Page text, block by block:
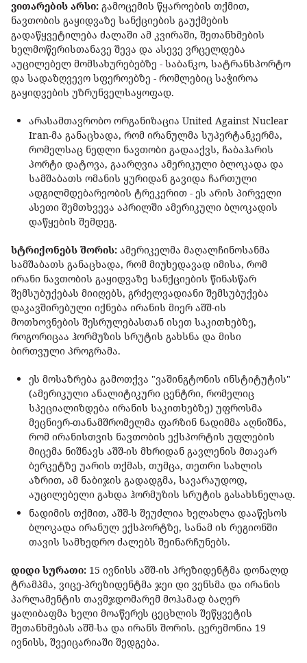
ვითარების არსი: გამოცემის წყაროების თქმით,
ნავთობის გაყიდვაზე სანქციების გაუქმების
გადაწყვეტილება ძალაში ამ კვირაში, შეთანხმების
ხელმოწერისთანავე შევა და ასევე ვრცელდება
აუცილებელ მომსახურებებზე - საბანკო, სატრანსპორტო
და სადაზღვევო სფეროებზე - რომლებიც საჭიროა
გაყიდვების უზრუნველსაყოფად.
არასამთავრობო ორგანიზაცია United Against Nuclear
Iran-მა განაცხადა, რომ ირანულმა სუპერტანკერმა,
რომელსაც ნედლი ნავთობი გადააქვს, ჩაბაჰარის
პორტი დატოვა, გაარღვია ამერიკული ბლოკადა და
სამშაბათს ომანის ყურიდან გავიდა ჩართული
ადგილმდებარეობის ტრეკერით - ეს არის პირველი
ასეთი შემთხვევა აპრილში ამერიკული ბლოკადის
დაწყების შემდეგ.
სტრიქონებს შორის: ამერიკელმა მაღალჩინოსანმა
სამშაბათს განაცხადა, რომ მიუხედავად იმისა, რომ
ირანი ნავთობის გაყიდვაზე სანქციების წინასწარ
შემსუბუქებას მიიღებს, გრძელვადიანი შემსუბუქება
დაკავშირებული იქნება ირანის მიერ აშშ-ის
მოთხოვნების შესრულებასთან ისეთ საკითხებზე,
როგორიცაა ჰორმუზის სრუტის გახსნა და მისი
ბირთვული პროგრამა.
ეს მოსაზრება გამოთქვა "ვაშინგტონის ინსტიტუტის"
(ამერიკული ანალიტიკური ცენტრი, რომელიც
სპეციალიზდება ირანის საკითხებზე) უფროსმა
მეცნიერ-თანამშრომელმა ფარზინ ნადიმმა აღნიშნა,
რომ ირანისთვის ნავთობის ექსპორტის უფლების
მიცემა ნიშნავს აშშ-ის მხრიდან გავლენის მთავარ
ბერკეტზე უარის თქმას, თუმცა, თეთრი სახლის
აზრით, ამ ნაბიჯის გადადგმა, სავარაუდოდ,
აუცილებელი გახდა ჰორმუზის სრუტის გასახსნელად.
ნადიმის თქმით, აშშ-ს შეუძლია ხელახლა დააწესოს
ბლოკადა ირანულ ექსპორტზე, სანამ ის რეგიონში
თავის სამხედრო ძალებს შეინარჩუნებს.
დიდი სურათი: 15 ივნისს აშშ-ის პრეზიდენტმა დონალდ
ტრამპმა, ვიცე-პრეზიდენტმა ჯეი დი ვენსმა და ირანის
პარლამენტის თავმჯდომარემ მოჰამად ბაღერ
ყალიბაფმა ხელი მოაწერეს ცეცხლის შეწყვეტის
შეთანხმებას აშშ-სა და ირანს შორის. ცერემონია 19
ივნისს, შვეიცარიაში შედგება.